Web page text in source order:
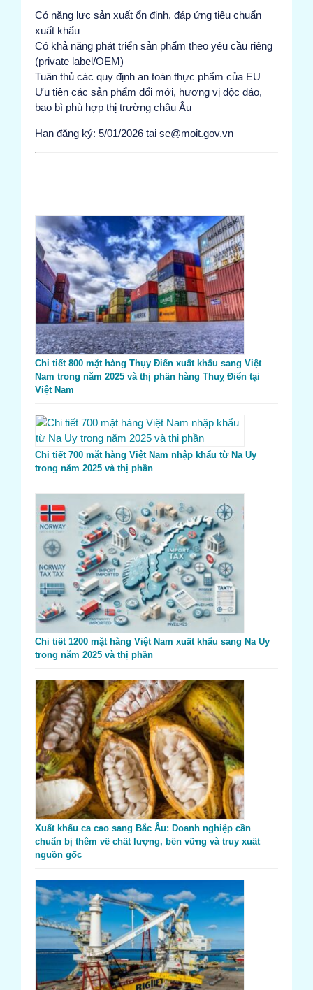
Có năng lực sản xuất ổn định, đáp ứng tiêu chuẩn
xuất khẩu
Có khả năng phát triển sản phẩm theo yêu cầu riêng
(private label/OEM)
Tuân thủ các quy định an toàn thực phẩm của EU
Ưu tiên các sản phẩm đổi mới, hương vị độc đáo,
bao bì phù hợp thị trường châu Âu
Hạn đăng ký: 5/01/2026 tại se@moit.gov.vn
Chi tiết 800 mặt hàng Thụy Điển xuất khẩu sang Việt
Nam trong năm 2025 và thị phần hàng Thuỵ Điển tại
Việt Nam
Chi tiết 700 mặt hàng Việt Nam nhập khẩu từ Na Uy
trong năm 2025 và thị phần
Chi tiết 1200 mặt hàng Việt Nam xuất khẩu sang Na Uy
trong năm 2025 và thị phần
Xuất khẩu ca cao sang Bắc Âu: Doanh nghiệp cần
chuẩn bị thêm về chất lượng, bền vững và truy xuất
nguồn gốc